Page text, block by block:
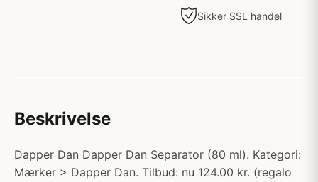
Sikker SSL handel
Beskrivelse
Dapper Dan Dapper Dan Separator (80 ml). Kategori:
Mærker > Dapper Dan. Tilbud: nu 124.00 kr. (regalo